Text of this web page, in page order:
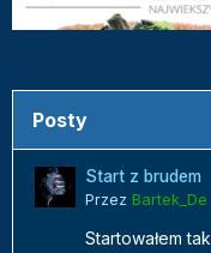
Posty
Start z brudem
Przez Bartek_De
Startowałem